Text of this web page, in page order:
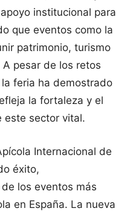
institucional para
que eventos como la
patrimonio, turismo
pesar de los retos
feria ha demostrado
la fortaleza y el
este sector vital.
Internacional de
éxito,
los eventos más
en España. La nueva